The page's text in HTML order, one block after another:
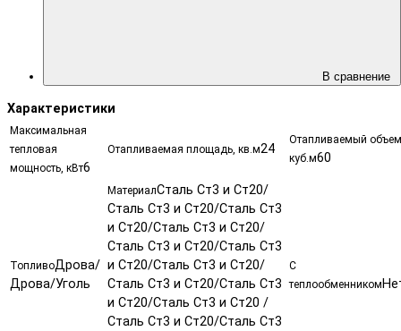
В сравнение
Характеристики
Максимальная
тепловая
мощность, кВт6
Отапливаемая площадь, кв.м24
Отапливаемый
куб.м60
ТопливоДрова/
Дрова/Уголь
МатериалСталь Ст3 и Ст20/
Сталь Ст3 и Ст20/Сталь Ст3
и Ст20/Сталь Ст3 и Ст20/
Сталь Ст3 и Ст20/Сталь Ст3
и Ст20/Сталь Ст3 и Ст20/
Сталь Ст3 и Ст20/Сталь Ст3
и Ст20/Сталь Ст3 и Ст20 /
Сталь Ст3 и Ст20/Сталь Ст3
С
теплообменником